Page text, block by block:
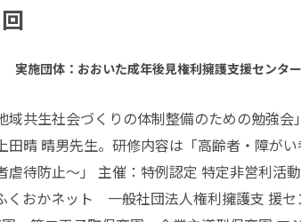
実施団体：おおいた成年後見権利擁護支援センタ
域共生社会づくりの体制整備のための勉強
田晴 晴男先生。研修内容は「高齢者・障が
虐待防止～」 主催：特例認定 特定非営利活
くおかネット 一般社団法人権利擁護支